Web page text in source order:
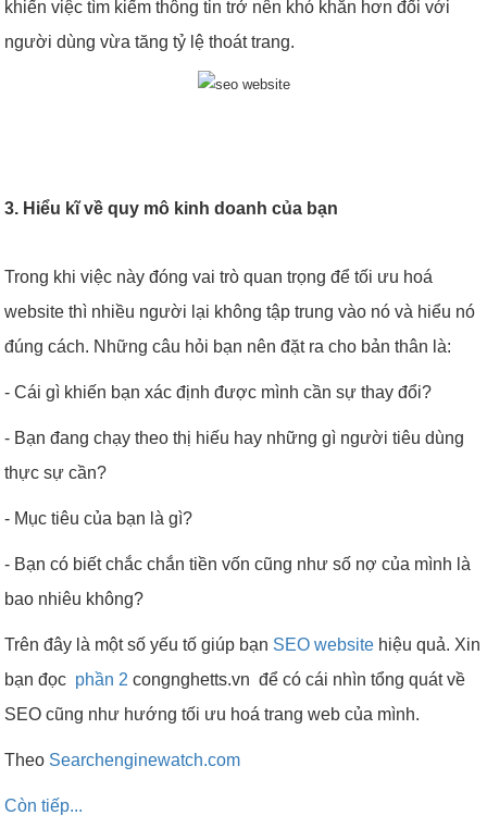
khiến việc tìm kiếm thông tin trở nên khó khăn hơn đối với
người dùng vừa tăng tỷ lệ thoát trang.
3. Hiểu kĩ về quy mô kinh doanh của bạn
Trong khi việc này đóng vai trò quan trọng để tối ưu hoá
website thì nhiều người lại không tập trung vào nó và hiểu nó
đúng cách. Những câu hỏi bạn nên đặt ra cho bản thân là:
- Cái gì khiến bạn xác định được mình cần sự thay đổi?
- Bạn đang chạy theo thị hiếu hay những gì người tiêu dùng
thực sự cần?
- Mục tiêu của bạn là gì?
- Bạn có biết chắc chắn tiền vốn cũng như số nợ của mình là
bao nhiêu không?
Trên đây là một số yếu tố giúp bạn SEO website hiệu quả. Xin
bạn đọc phần 2 congnghetts.vn để có cái nhìn tổng quát về
SEO cũng như hướng tối ưu hoá trang web của mình.
Theo Searchenginewatch.com
Còn tiếp...